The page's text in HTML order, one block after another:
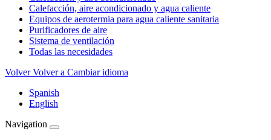
Calefacción, aire acondicionado y agua caliente
Equipos de aerotermia para agua caliente sanitaria
Purificadores de aire
Sistema de ventilación
Todas las necesidades
Volver Volver a Cambiar idioma
Spanish
English
Navigation